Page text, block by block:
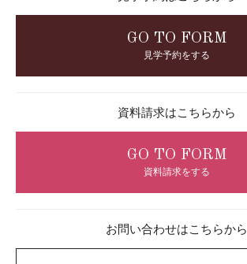
GO TO FORM
見学予約をする
資料請求はこちらから
GO TO FORM
資料請求をする
お問い合わせはこちらから